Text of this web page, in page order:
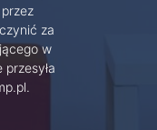
za
w